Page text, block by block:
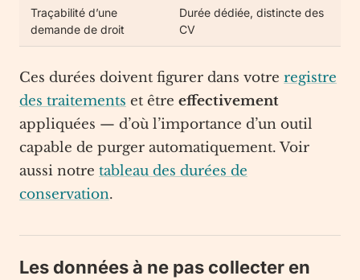
Traçabilité d’une
demande de droit
Durée dédiée, distincte des
CV
Ces durées doivent figurer dans votre registre
des traitements et être effectivement
appliquées — d’où l’importance d’un outil
capable de purger automatiquement. Voir
aussi notre tableau des durées de
conservation.
Les données à ne pas collecter en